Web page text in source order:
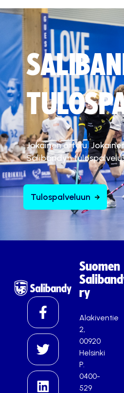
Jokainen ottelu.
Salibandyn
Tulospalveluun
Suomen
ry
Alakiventie
2,
00920
Helsinki
P.
0400-
529